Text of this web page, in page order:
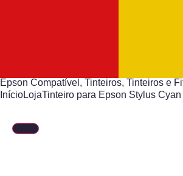
Epson Compatível , Tinteiros, Tinteiros e
InícioLojaTinteiro para Epson Stylus